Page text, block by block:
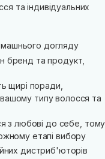
та індивідуальних
догляду
бренд та продукт,
щирі поради,
типу волосся та
з любові до себе, тому
етапі вибору
дистриб'юторів